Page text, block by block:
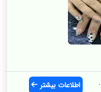
اطلاعات بیشتر